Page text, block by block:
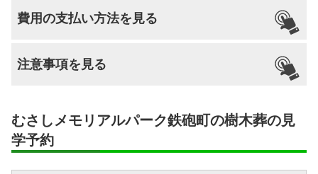
国籍 宗派
納骨
生前申込
可能
費用の支払い方法を見る
注意事項を見る
安置期間経
過後
むさしメモリアルパーク鉄砲町の樹木葬の見
学予約